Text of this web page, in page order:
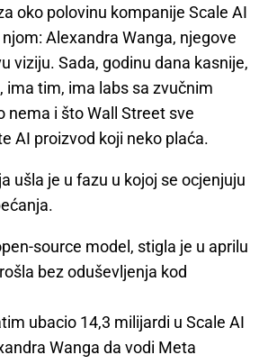
oko polovinu kompanije Scale AI
Alexandra Wanga, njegove
viziju. Sada, godinu dana kasnije,
ima tim, ima labs sa zvučnim
nema i što Wall Street sve
AI proizvod koji neko plaća.
ušla je u fazu u kojoj se ocjenjuju
source model, stigla je u aprilu
bez oduševljenja kod
ubacio 14,3 milijardi u Scale AI
Wanga da vodi Meta